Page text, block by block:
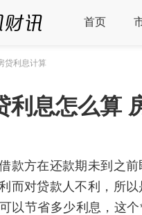
首页
贷利息计算
利息怎么算
款方在还款期未到之
而对贷款人不利，所
以节省多少利息，这